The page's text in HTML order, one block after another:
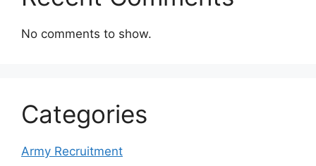
No comments to show.
Categories
Army Recruitment